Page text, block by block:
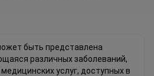
быть представлена
различных заболеваний,
услуг, доступных в